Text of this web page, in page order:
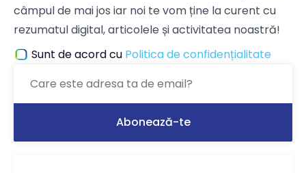
câmpul de mai jos iar noi te vom ține la curent cu
rezumatul digital, articolele și activitatea noastră!
Sunt de acord cu Politica de confidențialitate